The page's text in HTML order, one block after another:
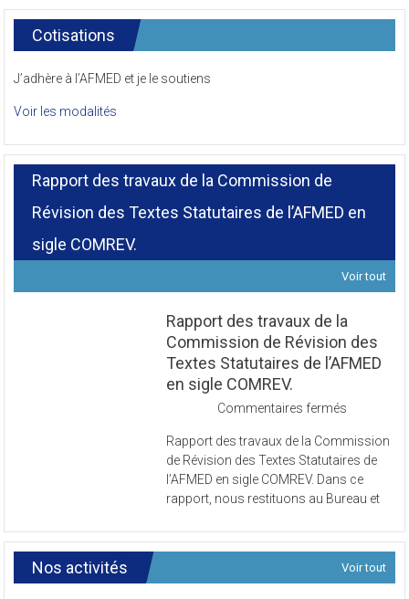
Cotisations
J’adhère à l’AFMED et je le soutiens
Voir les modalités
Rapport des travaux de la Commission de
Révision des Textes Statutaires de l’AFMED en
sigle COMREV.
Voir tout
Rapport des travaux de la
Commission de Révision des
Textes Statutaires de l’AFMED
en sigle COMREV.
Commentaires fermés
des
travaux
de
la
de
Révision
Rapport des travaux de la Commission
de Révision des Textes Statutaires de
l’AFMED en sigle COMREV. Dans ce
rapport, nous restituons au Bureau et
Nos activités Voir tout